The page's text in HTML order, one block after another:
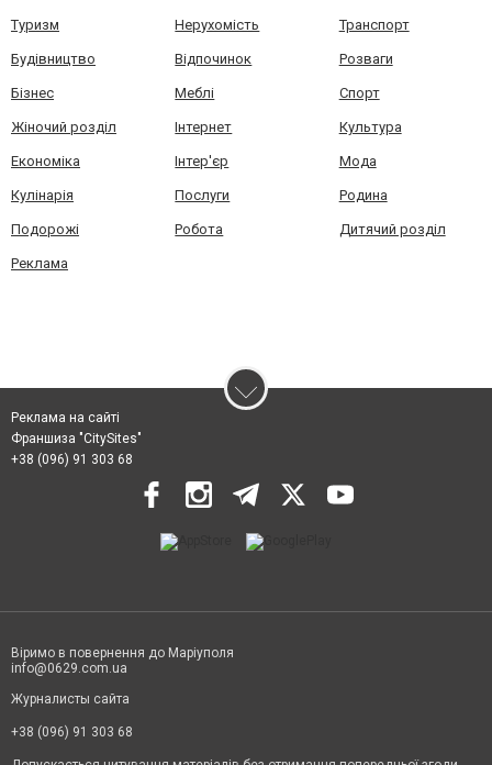
Туризм Нерухомість Транспорт
Будівництво Відпочинок Розваги
Бізнес Меблі Спорт
Жіночий розділ Інтернет Культура
Економіка Інтер'єр Мода
Кулінарія Послуги Родина
Подорожі Робота Дитячий розділ
Реклама
Реклама на сайті
Франшиза "CitySites"
+38 (096) 91 303 68
Віримо в повернення до Маріуполя
info@0629.com.ua
Журналисты сайта
+38 (096) 91 303 68